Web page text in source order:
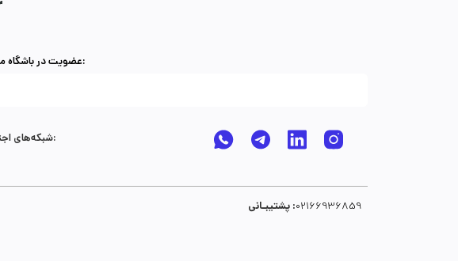
عضویت در باشگاه مشتریان:
شبکه‌های اجتماعی:
پشتیبـانی :02166936859